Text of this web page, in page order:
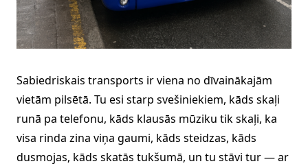
Sabiedriskais transports ir viena no dīvainākajām
vietām pilsētā. Tu esi starp svešiniekiem, kāds skaļi
runā pa telefonu, kāds klausās mūziku tik skaļi, ka
visa rinda zina viņa gaumi, kāds steidzas, kāds
dusmojas, kāds skatās tukšumā, un tu stāvi tur — ar